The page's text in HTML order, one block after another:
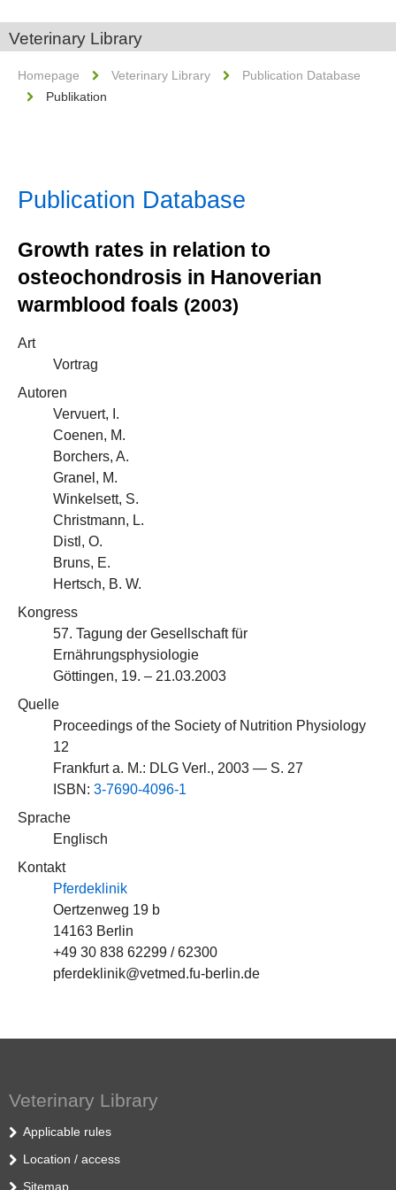
Veterinary Library
Homepage Veterinary Library
Publication Database
Publikation
Publication Database
Growth rates in relation to
osteochondrosis in Hanoverian
warmblood foals (2003)
Art
Vortrag
Autoren
Vervuert, I.
Coenen, M.
Borchers, A.
Granel, M.
Winkelsett, S.
Christmann, L.
Distl, O.
Bruns, E.
Hertsch, B. W.
Kongress
57. Tagung der Gesellschaft für
Ernährungsphysiologie
Göttingen, 19. – 21.03.2003
Quelle
Proceedings of the Society of Nutrition Physiology
12
Frankfurt a. M.: DLG Verl., 2003 — S. 27
ISBN: 3-7690-4096-1
Sprache
Englisch
Kontakt
Pferdeklinik
Oertzenweg 19 b
14163 Berlin
+49 30 838 62299 / 62300
pferdeklinik@vetmed.fu-berlin.de
Veterinary Library
Applicable rules
Location / access
Sitemap